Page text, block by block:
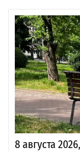
8 августа